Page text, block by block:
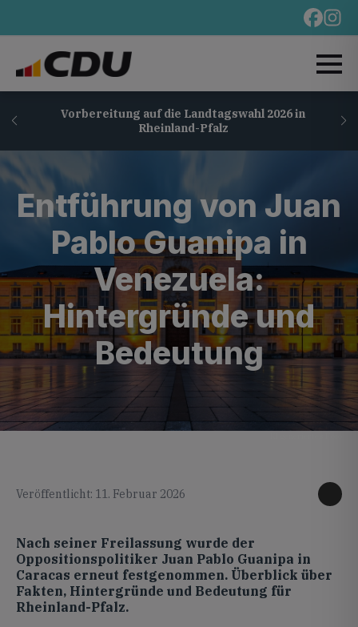
Vorbereitung auf die Landtagswahl 2026 in
Rheinland-Pfalz
Entführung von Juan
Pablo Guanipa in
Venezuela:
Hintergründe und
Bedeutung
Veröffentlicht: 11. Februar 2026
Nach seiner Freilassung wurde der
Oppositionspolitiker Juan Pablo Guanipa in
Caracas erneut festgenommen. Überblick über
Fakten, Hintergründe und Bedeutung für
Rheinland-Pfalz.